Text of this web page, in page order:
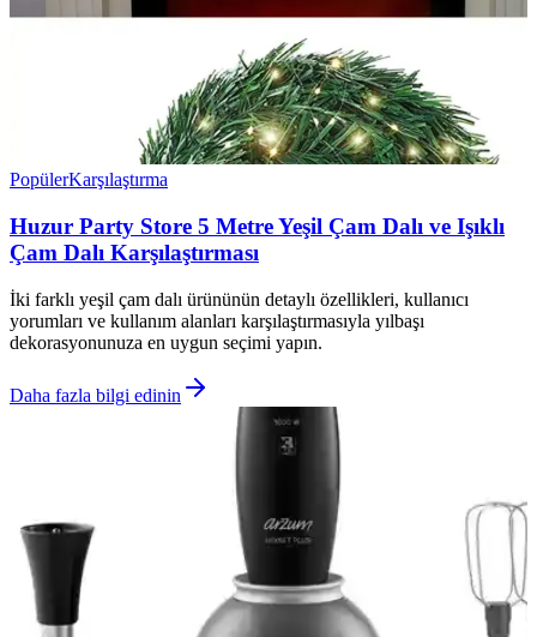
PopülerKarşılaştırma
Huzur Party Store 5 Metre Yeşil Çam Dalı ve Işıklı
Çam Dalı Karşılaştırması
İki farklı yeşil çam dalı ürününün detaylı özellikleri, kullanıcı
yorumları ve kullanım alanları karşılaştırmasıyla yılbaşı
dekorasyonunuza en uygun seçimi yapın.
Daha fazla bilgi edinin